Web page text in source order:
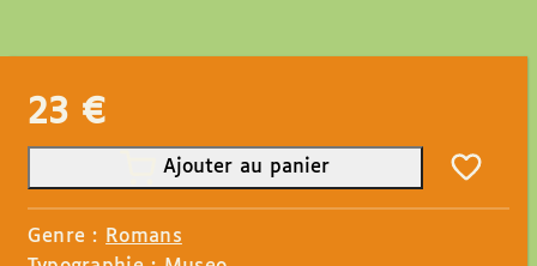
23 €
Ajouter au panier
Genre : Romans